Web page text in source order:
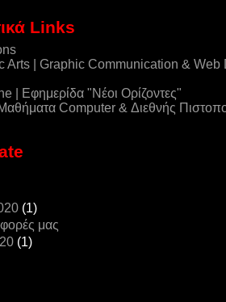
Links
Arts | Graphic Communication & Web
| Εφημερίδα "Νέοι Ορίζοντες"
Computer & Διεθνής
(1)
μας
(1)